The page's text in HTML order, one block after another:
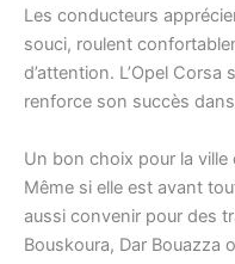
Les conducteurs
souci, roulent
d’attention. L’Opel
renforce son succès
Un bon choix pour la
Même si elle est avant
aussi convenir pour des
Bouskoura, Dar Bouazza